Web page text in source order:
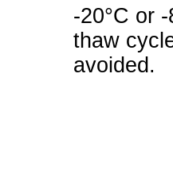
-20°C or
thaw
avoided.